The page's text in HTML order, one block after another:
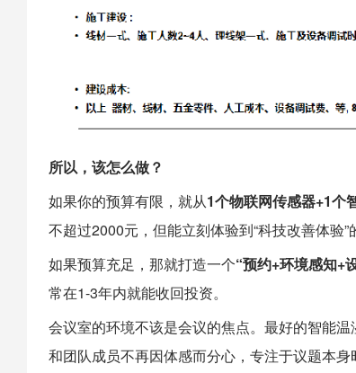
所以，该怎么做？
如果你的预算有限，就从1个物联网传感器+1个
不超过2000元，但能立刻体验到“科技改善体验”
如果预算充足，那就打造一个“预约+环境感知+
常在1-3年内就能收回投资。
会议室的环境不该是会议的焦点。最好的智能
和团队成员不再因体感而分心，专注于议题本